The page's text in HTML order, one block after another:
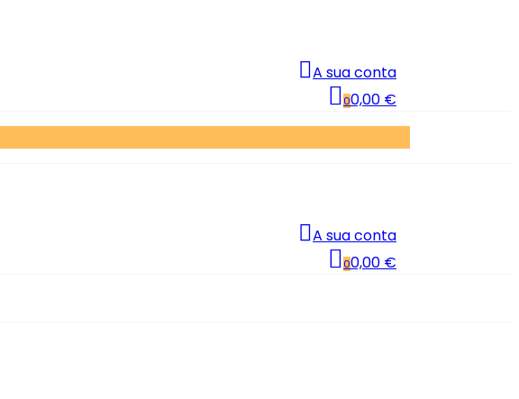
A sua conta
00,00 €
A sua conta
00,00 €